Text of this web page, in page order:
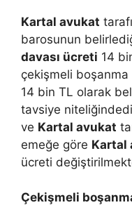
Kartal avukat
barosunun
davası ücreti 14
çekişmeli
14 bin TL olarak
tavsiye
ve Kartal avukat
emeğe göre Kartal
ücreti
Çekişmeli